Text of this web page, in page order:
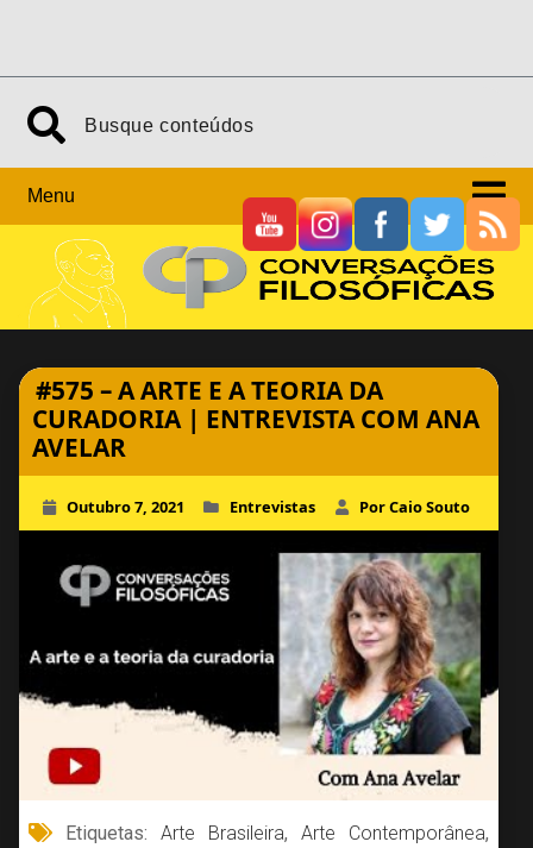
Search
Menu
#575 – A ARTE E A TEORIA DA
CURADORIA | ENTREVISTA COM ANA
AVELAR
Outubro 7, 2021 Entrevistas Por Caio Souto
Etiquetas:Arte Brasileira,Arte Contemporânea,